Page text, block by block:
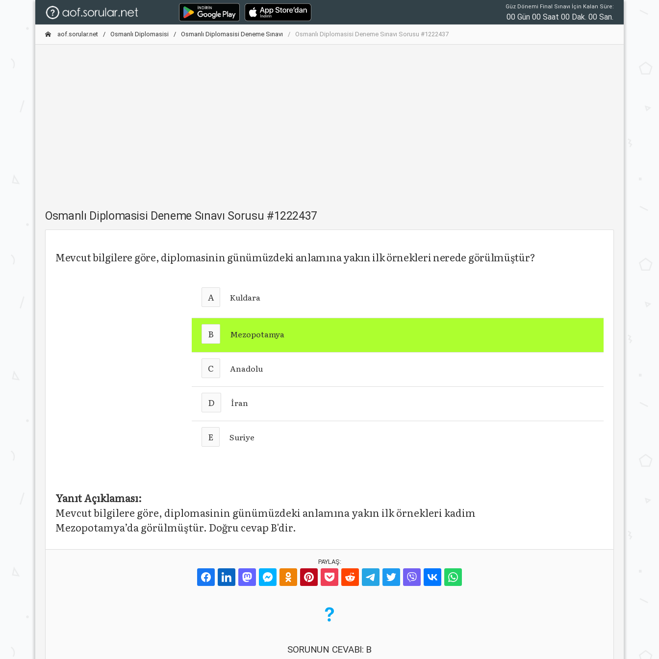
Güz Dönemi Final Sınavı İçin Kalan Süre:
00 Gün 00 Saat 00 Dak. 00 San.
aof.sorular.net Osmanlı Diplomasisi Osmanlı Diplomasisi Deneme Sınavı Osmanlı Diplomasisi Deneme Sınavı Sorusu #1222437
Osmanlı Diplomasisi Deneme Sınavı Sorusu #1222437
Mevcut bilgilere göre, diplomasinin günümüzdeki anlamına yakın ilk örnekleri nerede görülmüştür?
A Kuldara
B Mezopotamya
C Anadolu
D İran
E Suriye
Yanıt Açıklaması:
Mevcut bilgilere göre, diplomasinin günümüzdeki anlamına yakın ilk örnekleri kadim
Mezopotamya’da görülmüştür. Doğru cevap B'dir.
PAYLAŞ:
SORUNUN CEVABI: B